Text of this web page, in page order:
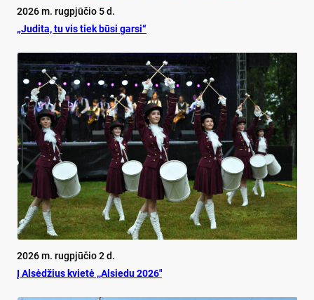
2026 m. rugpjūčio 5 d.
„Judita, tu vis tiek būsi garsi“
2026 m. rugpjūčio 2 d.
Į Alsėdžius kvietė ,,Alsiedu 2026″